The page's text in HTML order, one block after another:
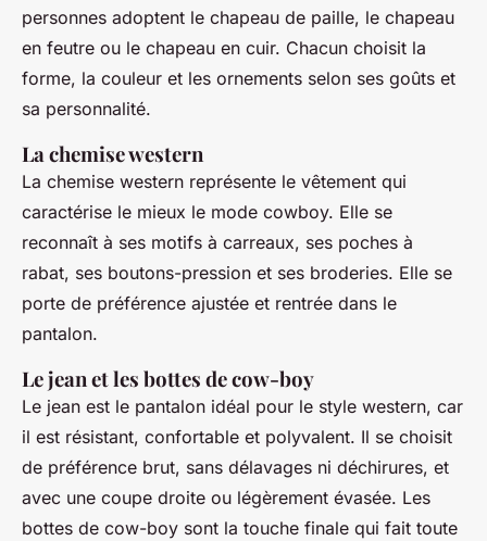
personnes adoptent le chapeau de paille, le chapeau
en feutre ou le chapeau en cuir. Chacun choisit la
forme, la couleur et les ornements selon ses goûts et
sa personnalité.
La chemise western
La chemise western représente le vêtement qui
caractérise le mieux le mode cowboy. Elle se
reconnaît à ses motifs à carreaux, ses poches à
rabat, ses boutons-pression et ses broderies. Elle se
porte de préférence ajustée et rentrée dans le
pantalon.
Le jean et les bottes de cow-boy
Le jean est le pantalon idéal pour le style western, car
il est résistant, confortable et polyvalent. Il se choisit
de préférence brut, sans délavages ni déchirures, et
avec une coupe droite ou légèrement évasée. Les
bottes de cow-boy sont la touche finale qui fait toute